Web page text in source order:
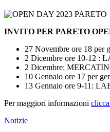
INVITO PER PARETO
27 Novembre ore 18 per
2 Dicembre ore 10-12 :
2 Dicembre:
10 Gennaio ore 17 per
13 Gennaio ore 9-11:
Per maggiori informazioni
Notizie